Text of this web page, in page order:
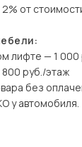
от
лифте — 1 000
руб./этаж
без
у автомобиля.